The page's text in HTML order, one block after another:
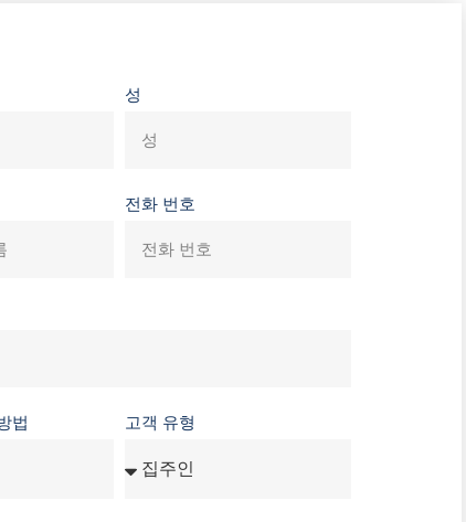
성
전화 번호
법 고객 유형